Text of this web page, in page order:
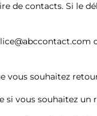
de contacts. Si le
vous souhaitez
vous souhaitez un